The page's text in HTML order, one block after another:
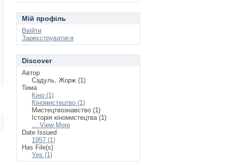
Мій профіль
Ввійти
Зареєструватися
Discover
Автор
Садуль, Жорж (1)
Тема
Кіно (1)
Кіномистецтво (1)
Мистецтвознавство (1)
Історія кіномистецтва (1)
... View More
Date Issued
1957 (1)
Has File(s)
Yes (1)